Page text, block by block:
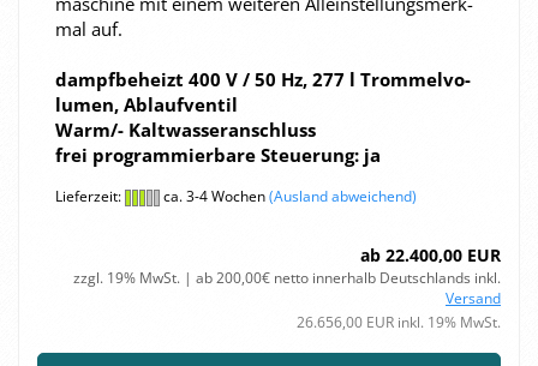
mal auf.
dampf­be­heizt 400 V / 50 Hz, 277 l Trom­mel­vo­
lu­men, Ab­lauf­ven­til
Warm/- Kalt­was­ser­an­schluss
frei pro­gram­mier­ba­re Steue­rung: ja
Lieferzeit: ca. 3-4 Wochen(Ausland abweichend)
ab 22.400,00 EUR
zzgl. 19% MwSt. | ab 200,00€ netto innerhalb Deutschlands inkl.
Versand
26.656,00 EUR inkl. 19% MwSt.